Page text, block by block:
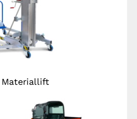
Materiallift